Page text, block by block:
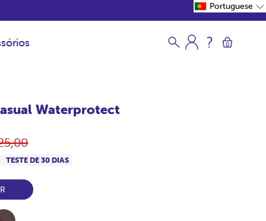
0
Waterprotect
TESTE DE 30 DIAS
Portuguese